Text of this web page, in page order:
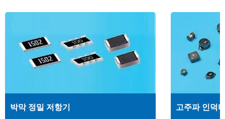
박막 정밀 저항기 고주파 인덕